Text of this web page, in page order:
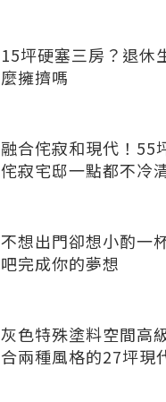
15坪硬塞三房？退休
麼擁擠嗎
融合侘寂和現代！55
侘寂宅邸一點都不冷
不想出門卻想小酌一
吧完成你的夢想
灰色特殊塗料空間高
合兩種風格的27坪現